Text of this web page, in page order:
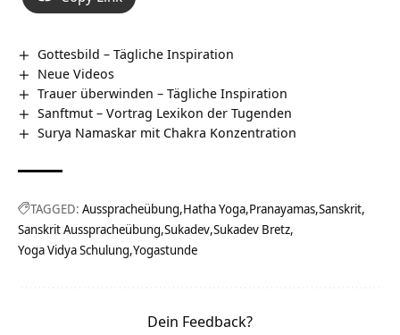
Gottesbild – Tägliche Inspiration
Neue Videos
Trauer überwinden – Tägliche Inspiration
Sanftmut – Vortrag Lexikon der Tugenden
Surya Namaskar mit Chakra Konzentration
TAGGED: Ausspracheübung Hatha Yoga Pranayamas Sanskrit
Sanskrit Ausspracheübung Sukadev Sukadev Bretz
Yoga Vidya Schulung Yogastunde
Dein Feedback?